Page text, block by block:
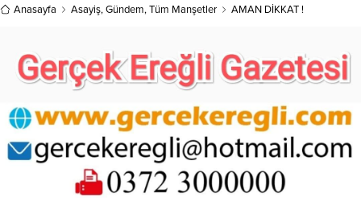
Anasayfa Asayiş,Gündem,Tüm Manşetler AMAN DİKKAT !